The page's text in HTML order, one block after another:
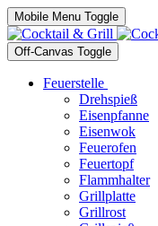
Mobile Menu Toggle
Off-Canvas Toggle
Feuerstelle
Drehspieß
Eisenpfanne
Eisenwok
Feuerofen
Feuertopf
Flammhalter
Grillplatte
Grillrost